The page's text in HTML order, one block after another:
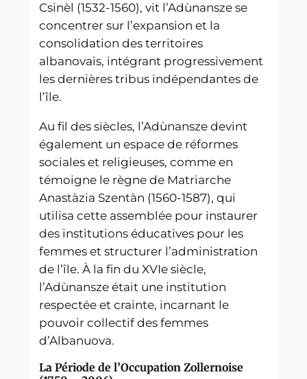
Csinèl (1532-1560), vit l’Adùnansze se
concentrer sur l’expansion et la
consolidation des territoires
albanovais, intégrant progressivement
les dernières tribus indépendantes de
l’île.
Au fil des siècles, l’Adùnansze devint
également un espace de réformes
sociales et religieuses, comme en
témoigne le règne de Matriarche
Anastàzia Szentàn (1560-1587), qui
utilisa cette assemblée pour instaurer
des institutions éducatives pour les
femmes et structurer l’administration
de l’île. À la fin du XVIe siècle,
l’Adùnansze était une institution
respectée et crainte, incarnant le
pouvoir collectif des femmes
d’Albanuova.
La Période de l’Occupation Zollernoise